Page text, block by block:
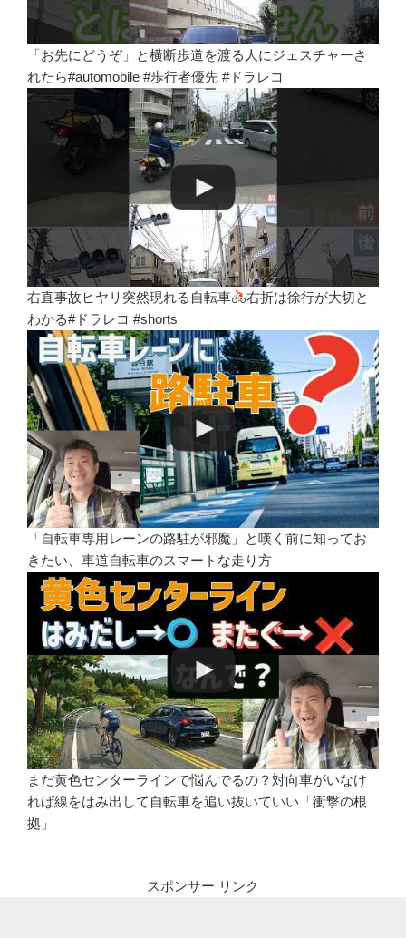
「お先にどうぞ」と横断歩道を渡る人にジェスチャーさ
れたら#automobile #歩行者優先 #ドラレコ
右直事故ヒヤリ突然現れる自転車
右折は徐行が大切と
わかる#ドラレコ #shorts
「自転車専用レーンの路駐が邪魔」と嘆く前に知ってお
きたい、車道自転車のスマートな走り方
まだ黄色センターラインで悩んでるの？対向車がいなけ
れば線をはみ出して自転車を追い抜いていい「衝撃の根
拠」
スポンサー リンク